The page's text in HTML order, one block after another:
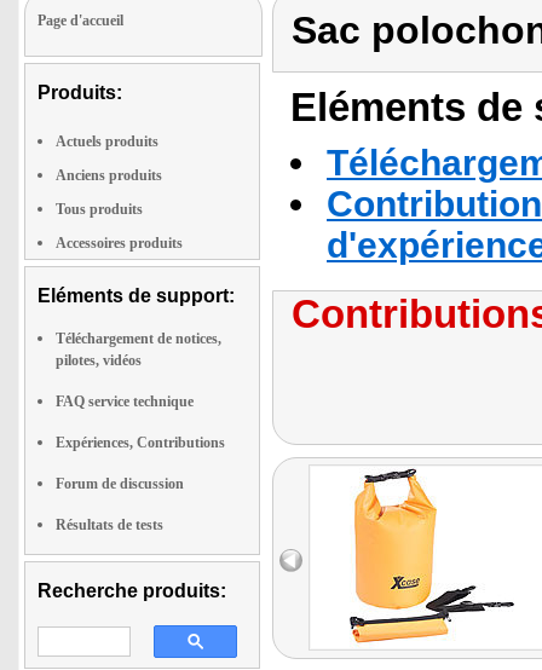
Page d'accueil
Produits:
Actuels produits
Anciens produits
Tous produits
Accessoires produits
Eléments de support:
Téléchargement de notices,
pilotes, vidéos
FAQ service technique
Expériences, Contributions
Forum de discussion
Résultats de tests
Recherche produits:
Sac
Eléments